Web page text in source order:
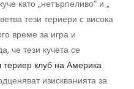
като „нетърпеливо“ и „
тези териери с висока
време за игра и
че тези кучета се
клуб на Америка
изискванията за